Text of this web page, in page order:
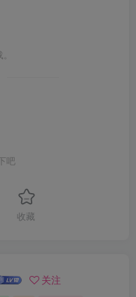
吧
收藏
关注